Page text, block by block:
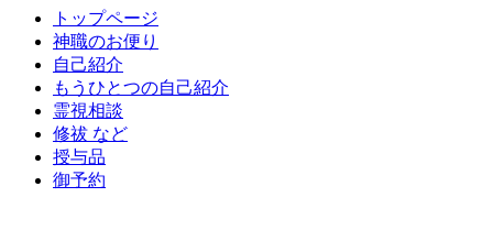
トップページ
神職のお便り
自己紹介
もうひとつの自己紹介
霊視相談
修祓 など
授与品
御予約